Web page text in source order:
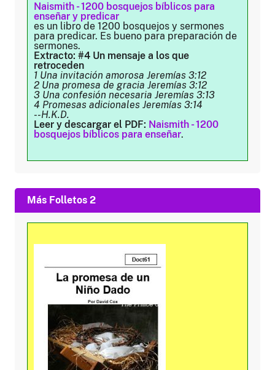
Naismith - 1200 bosquejos bíblicos para
enseñar y predicar
es un libro de 1200 bosquejos y sermones
para predicar. Es bueno para preparación de
sermones.
Extracto: #4 Un mensaje a los que
retroceden
1 Una invitación amorosa Jeremías 3:12
2 Una promesa de gracia Jeremías 3:12
3 Una confesión necesaria Jeremías 3:13
4 Promesas adicionales Jeremías 3:14
--H.K.D.
Leer y descargar el PDF: Naismith - 1200
bosquejos bíblicos para enseñar.
Más Folletos 2